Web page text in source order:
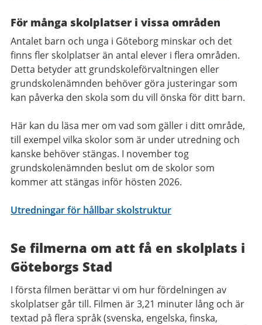
För många skolplatser i vissa områden
Antalet barn och unga i Göteborg minskar och det
finns fler skolplatser än antal elever i flera områden.
Detta betyder att grundskoleförvaltningen eller
grundskolenämnden behöver göra justeringar som
kan påverka den skola som du vill önska för ditt barn.
Här kan du läsa mer om vad som gäller i ditt område,
till exempel vilka skolor som är under utredning och
kanske behöver stängas. I november tog
grundskolenämnden beslut om de skolor som
kommer att stängas inför hösten 2026.
Utredningar för hållbar skolstruktur
Se filmerna om att få en skolplats i
Göteborgs Stad
I första filmen berättar vi om hur fördelningen av
skolplatser går till. Filmen är 3,21 minuter lång och är
textad på flera språk (svenska, engelska, finska,